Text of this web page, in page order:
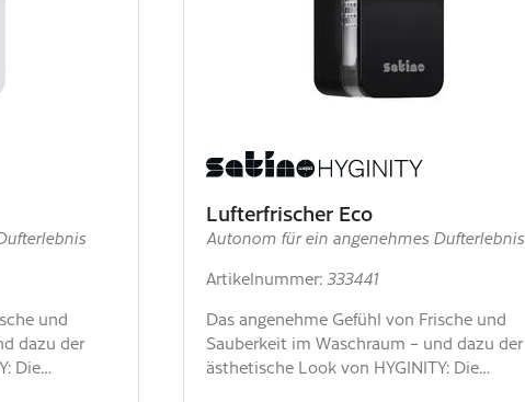
und
dazu der
Die…
Lufterfrischer Eco
Autonom für ein angenehmes Dufterlebnis
Artikelnummer:333441
Das angenehme Gefühl von Frische und
Sauberkeit im Waschraum – und dazu der
ästhetische Look von HYGINITY: Die…